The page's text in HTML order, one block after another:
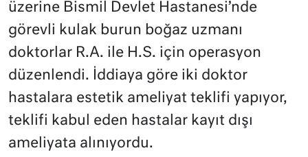
üzerine Bismil Devlet Hastanesi’nde
görevli kulak burun boğaz uzmanı
doktorlar R.A. ile H.S. için operasyon
düzenlendi. İddiaya göre iki doktor
hastalara estetik ameliyat teklifi yapıyor,
teklifi kabul eden hastalar kayıt dışı
ameliyata alınıyordu.